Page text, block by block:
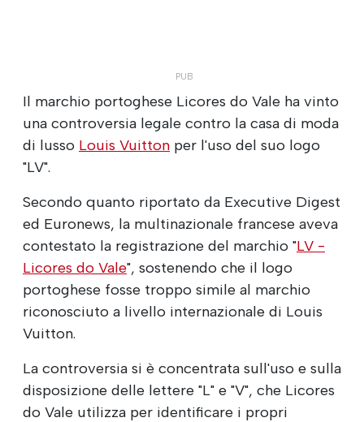
Il marchio portoghese Licores do Vale ha vinto
una controversia legale contro la casa di moda
di lusso Louis Vuitton per l'uso del suo logo
"LV".
Secondo quanto riportato da Executive Digest
ed Euronews, la multinazionale francese aveva
contestato la registrazione del marchio "LV -
Licores do Vale", sostenendo che il logo
portoghese fosse troppo simile al marchio
riconosciuto a livello internazionale di Louis
Vuitton.
La controversia si è concentrata sull'uso e sulla
disposizione delle lettere "L" e "V", che Licores
do Vale utilizza per identificare i propri